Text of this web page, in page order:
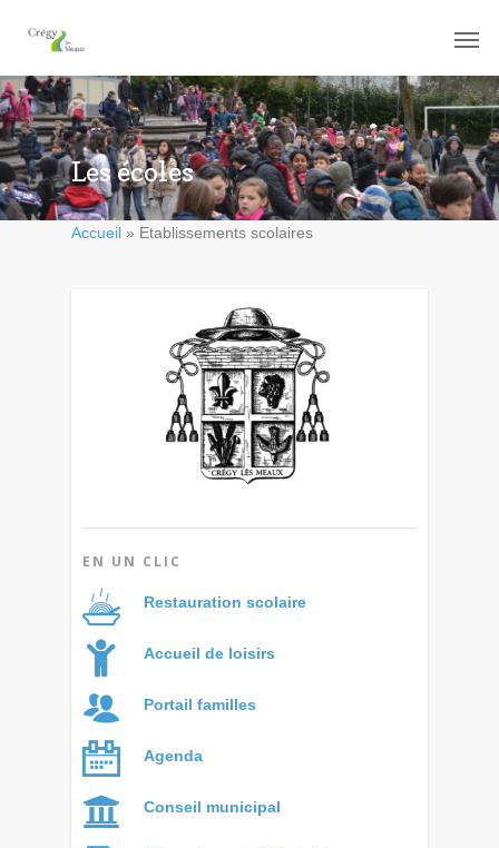
Les écoles
Accueil » Etablissements scolaires
EN UN CLIC
Restauration scolaire
Accueil de loisirs
Portail familles
Agenda
Conseil municipal